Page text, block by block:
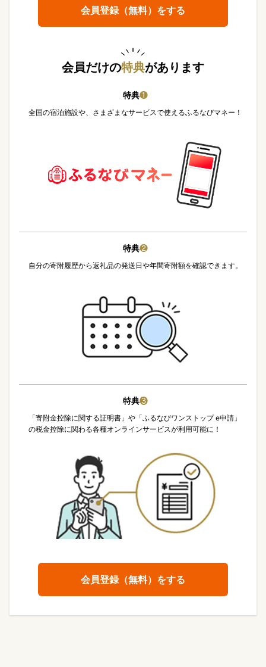
会員登録（無料）をする
会員だけの特典があります
特典❶
全国の宿泊施設や、さまざまなサービスで使えるふるなびマネー！
特典❷
自分の寄附履歴から返礼品の発送日や年間寄附額を確認できます。
特典❸
「寄附金控除に関する証明書」や「ふるなびワンストップ e申請」
の税金控除に関わる各種オンラインサービスが利用可能に！
会員登録（無料）をする